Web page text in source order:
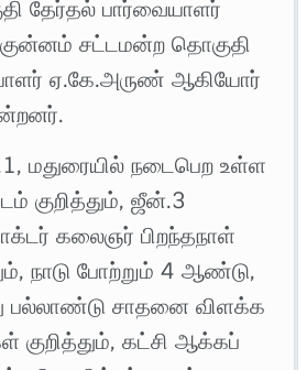
தேர்தல் பார்வையாளர்
சட்டமன்ற தொகுதி
ஏ.கே.அருண் ஆகியோர்
மதுரையில் நடைபெற உள்ள
குறித்தும், ஜீன்.3
கலைஞர் பிறந்தநாள்
நாடு போற்றும் 4 ஆண்டு,
பல்லாண்டு சாதனை விளக்க
குறித்தும், கட்சி ஆக்கப்